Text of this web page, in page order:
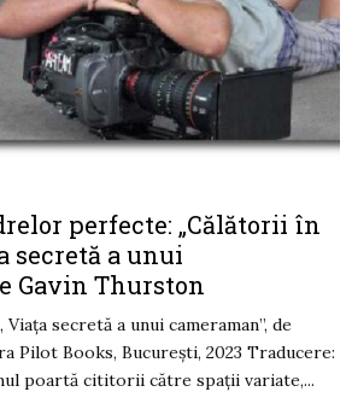
perfecte: „Călătorii în
secretă a unui
Gavin Thurston
secretă a unui cameraman”, de
Pilot Books, București, 2023 Traducere:
poartă cititorii către spații variate,...